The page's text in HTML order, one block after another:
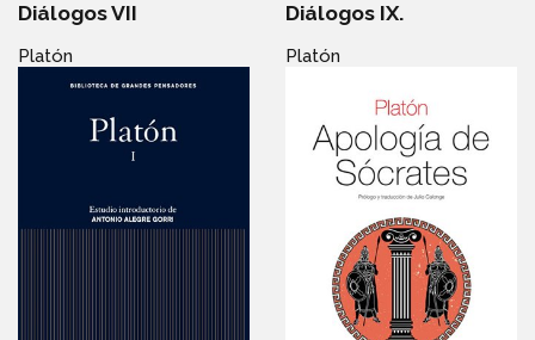
Diálogos VII
Platón
Diálogos IX.
Platón